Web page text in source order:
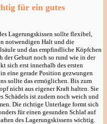
für ein gutes
Lagerungskissen sollte flexibel,
notwendigen Halt und die
und das empfindliche Köpfchen
der Geburt noch so rund wie in der
sich erst innerhalb des ersten
eine gerade Position gezwungen
sollte das ermöglichen. Bis zum
nicht aus eigener Kraft halten. Sie
Schädels ist zudem noch weich und
Die richtige Unterlage formt sich
für einen gesunden Schlaf auf
des Lagerungskissens wichtig.